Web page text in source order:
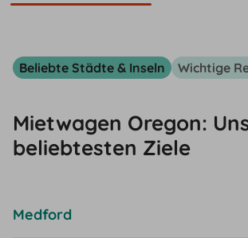
Beliebte Städte & Inseln Wichtige
Mietwagen Oregon:
beliebtesten Ziele
Medford